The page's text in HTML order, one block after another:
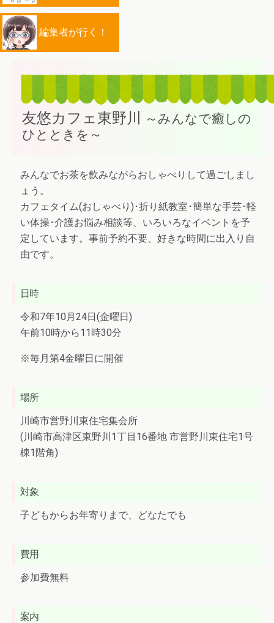
編集者が行く！
友悠カフェ東野川
～みんなで癒しの
ひとときを～
みんなでお茶を飲みながらおしゃべりして過ごしまし
ょう。
カフェタイム(おしゃべり)･折り紙教室･簡単な手芸･軽
い体操･介護お悩み相談等、いろいろなイベントを予
定しています。事前予約不要、好きな時間に出入り自
由です。
日時
令和7年10月24日(金曜日)
午前10時から11時30分
※毎月第4金曜日に開催
場所
川崎市営野川東住宅集会所
(川崎市高津区東野川1丁目16番地 市営野川東住宅1号
棟1階角)
対象
子どもからお年寄りまで、どなたでも
費用
参加費無料
案内